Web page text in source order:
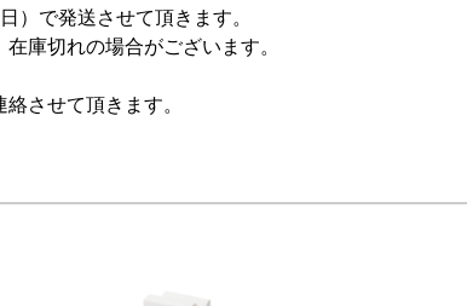
）で発送させて頂きます。
庫切れの場合がございます。
させて頂きます。